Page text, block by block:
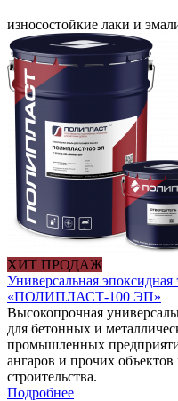
износостойкие лаки и
ХИТ ПРОДАЖ
Универсальная эпоксидная
«ПОЛИПЛАСТ-100 ЭП»
Высокопрочная
для бетонных и
промышленных
ангаров и прочих
строительства.
Подробнее